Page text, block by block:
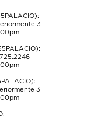
3
3